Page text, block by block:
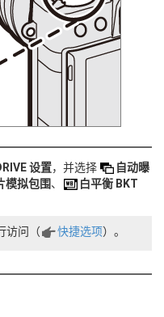
设置，并选择
自动曝
模拟包围、
白平衡 BKT
访问（ 快捷选项）。